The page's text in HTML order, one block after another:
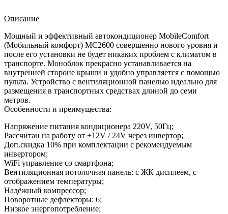
Описание
Мощный и эффективный автокондиционер MobileComfort
(Мобильный комфорт) MC2600 совершенно нового уровня и
после его установки не будет никаких проблем с климатом в
транспорте. Моноблок прекрасно устанавливается на
внутренней стороне крыши и удобно управляется с помощью
пульта. Устройство с вентиляционной панелью идеально для
размещения в транспортных средствах длиной до семи
метров.
Особенности и преимущества:
Напряжение питания кондиционера 220V, 50Гц;
Рассчитан на работу от +12V / 24V через инвертор;
Доп.скидка 10% при комплектации с рекомендуемым
инвертором;
WiFi управление со смартфона;
Вентиляционная потолочная панель: с ЖК дисплеем, с
отображением температуры;
Надёжный компрессор;
Поворотные дефлекторы: 6;
Низкое энергопотребление;